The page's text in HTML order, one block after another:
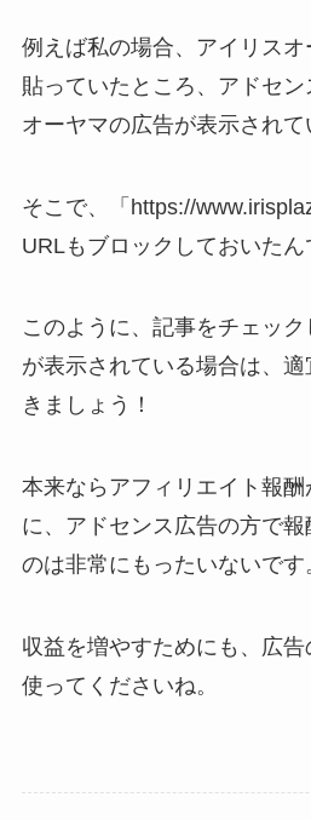
例えば私の場合、アイリス
貼っていたところ、アドセ
オーヤマの広告が表示されて
そこで、「https://
URLもブロックしておいたん
このように、記事をチェッ
が表示されている場合は、
きましょう！
本来ならアフィリエイト報
に、アドセンス広告の方で
のは非常にもったいないです
収益を増やすためにも、広告
使ってくださいね。